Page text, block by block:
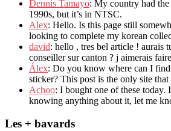
Dennis Tamayo: My country had
1990s, but it’s in NTSC.
Alex: Hello. Is this page still
looking to complete my korean
david: hello , tres bel article ! aurais
conseiller sur canton ? j aimerais
Álex: Do you know where can I find
sticker? This post is the only site that
Achoo: I bought one of these today.
knowing anything about it, let me
Les + bavards